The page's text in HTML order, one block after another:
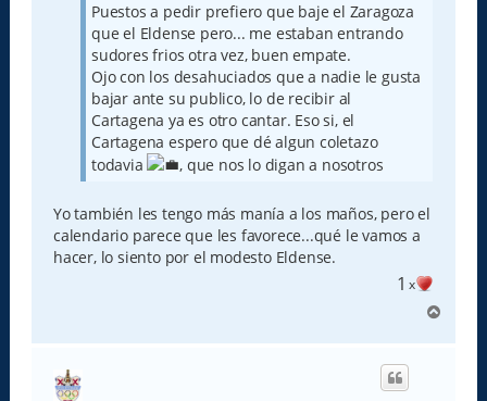
Puestos a pedir prefiero que baje el Zaragoza
que el Eldense pero... me estaban entrando
sudores frios otra vez, buen empate.
Ojo con los desahuciados que a nadie le gusta
bajar ante su publico, lo de recibir al
Cartagena ya es otro cantar. Eso si, el
Cartagena espero que dé algun coletazo
todavia
, que nos lo digan a nosotros
Yo también les tengo más manía a los maños, pero el
calendario parece que les favorece...qué le vamos a
hacer, lo siento por el modesto Eldense.
1 x
r